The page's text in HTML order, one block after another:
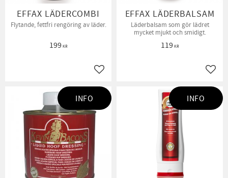
EFFAX LÄDERCOMBI
Flytande, fettfri rengöring av läder.
199KR
Lägg till i favoriter
EFFAX LÄDERBALSAM
Läderbalsam som gör lädret
mycket mjukt och smidigt.
119KR
INFO INFO